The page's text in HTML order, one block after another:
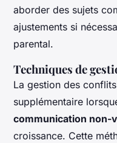
aborder des sujets
ajustements si
parental.
Techniques de
La gestion des
supplémentaire
communication non-
croissance. Cette